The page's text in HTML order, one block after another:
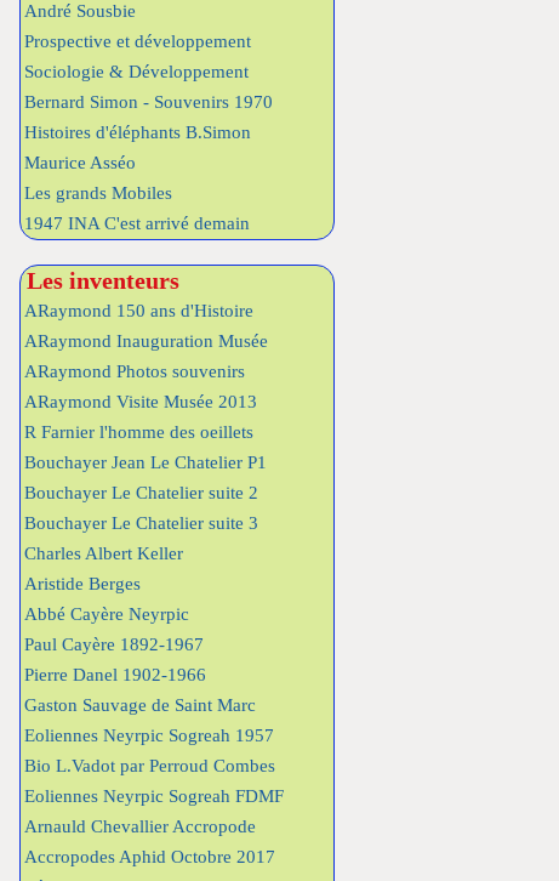
André Sousbie
Prospective et développement
Sociologie & Développement
Bernard Simon - Souvenirs 1970
Histoires d'éléphants B.Simon
Maurice Asséo
Les grands Mobiles
1947 INA C'est arrivé demain
Les inventeurs
ARaymond 150 ans d'Histoire
ARaymond Inauguration Musée
ARaymond Photos souvenirs
ARaymond Visite Musée 2013
R Farnier l'homme des oeillets
Bouchayer Jean Le Chatelier P1
Bouchayer Le Chatelier suite 2
Bouchayer Le Chatelier suite 3
Charles Albert Keller
Aristide Berges
Abbé Cayère Neyrpic
Paul Cayère 1892-1967
Pierre Danel 1902-1966
Gaston Sauvage de Saint Marc
Eoliennes Neyrpic Sogreah 1957
Bio L.Vadot par Perroud Combes
Eoliennes Neyrpic Sogreah FDMF
Arnauld Chevallier Accropode
Accropodes Aphid Octobre 2017